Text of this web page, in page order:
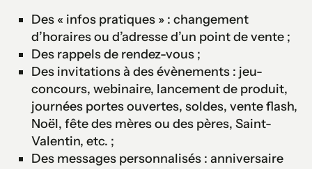
Des « infos pratiques » : changement
d’horaires ou d’adresse d’un point de vente ;
Des rappels de rendez-vous ;
Des invitations à des évènements : jeu-
concours, webinaire, lancement de produit,
journées portes ouvertes, soldes, vente flash,
Noël, fête des mères ou des pères, Saint-
Valentin, etc. ;
Des messages personnalisés : anniversaire